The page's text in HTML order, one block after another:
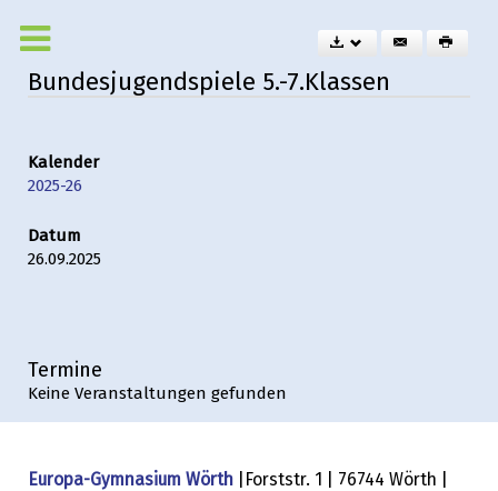
Bundesjugendspiele 5.-7.Klassen
Kalender
2025-26
Datum
26.09.2025
Termine
Keine Veranstaltungen gefunden
Europa-Gymnasium Wörth |Forststr. 1 | 76744 Wörth |